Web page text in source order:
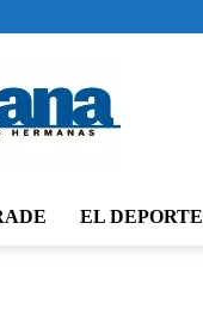
EL DEPORTE